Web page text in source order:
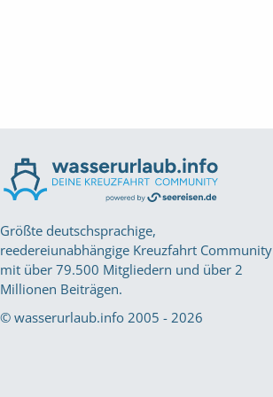
Größte deutschsprachige,
reedereiunabhängige Kreuzfahrt Community
mit über 79.500 Mitgliedern und über 2
Millionen Beiträgen.
© wasserurlaub.info 2005 - 2026